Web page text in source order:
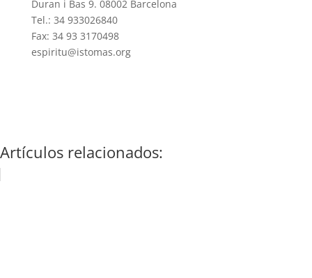
Duran i Bas 9. 08002 Barcelona
Tel.: 34 933026840
Fax: 34 93 3170498
espiritu@istomas.org
Artículos relacionados: